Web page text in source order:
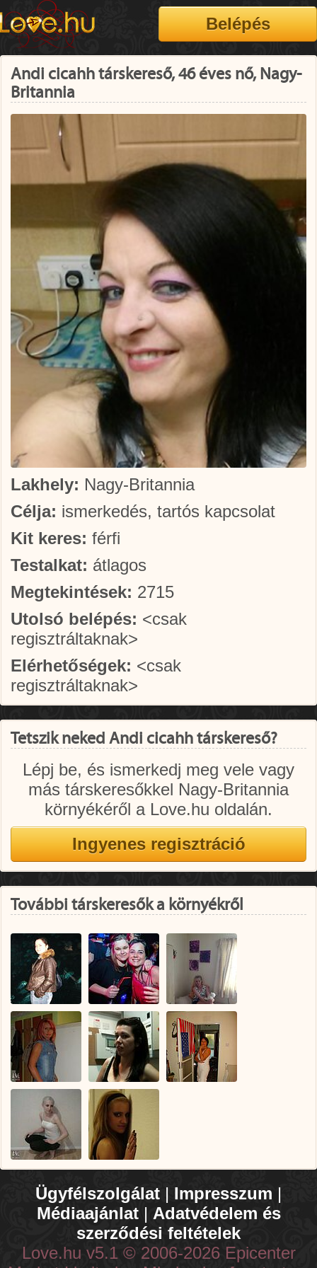
Andi cicahh társkereső, 46 éves nő, Nagy-
Britannia
Lakhely: Nagy-Britannia
Célja: ismerkedés, tartós kapcsolat
Kit keres: férfi
Testalkat: átlagos
Megtekintések: 2715
Utolsó belépés: <csak
regisztráltaknak>
Elérhetőségek: <csak
regisztráltaknak>
Tetszik neked Andi cicahh társkereső?
Lépj be, és ismerkedj meg vele vagy
más társkeresőkkel Nagy-Britannia
környékéről a Love.hu oldalán.
További társkeresők a környékről
Ügyfélszolgálat | Impresszum |
Médiaajánlat| Adatvédelem és
szerződési feltételek
Love.hu v5.1 © 2006-2026 Epicenter